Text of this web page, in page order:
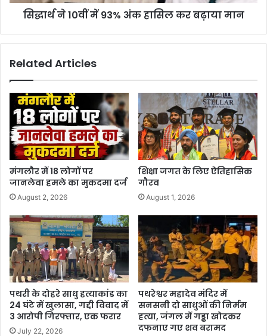
सिद्धार्थ ने 10वीं में 93% अंक हासिल कर बढ़ाया मान
Related Articles
मंगलौर में 18 लोगों पर
जानलेवा हमले का मुकदमा दर्ज
August 2, 2026
शिक्षा जगत के लिए ऐतिहासिक
गौरव
August 1, 2026
पथरी के दोहरे साधु हत्याकांड का
24 घंटे में खुलासा, गद्दी विवाद में
3 आरोपी गिरफ्तार, एक फरार
July 22, 2026
पथरेश्वर महादेव मंदिर में
सनसनी दो साधुओं की निर्मम
हत्या, जंगल में गड्ढा खोदकर
दफनाए गए शव बरामद